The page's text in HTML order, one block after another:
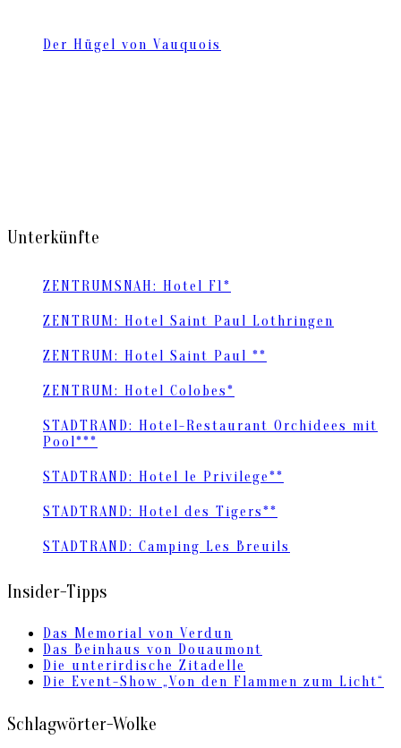
Der Hügel von Vauquois
Unterkünfte
ZENTRUMSNAH: Hotel F1*
ZENTRUM: Hotel Saint Paul Lothringen
ZENTRUM: Hotel Saint Paul **
ZENTRUM: Hotel Colobes*
STADTRAND: Hotel-Restaurant Orchidees mit
Pool***
STADTRAND: Hotel le Privilege**
STADTRAND: Hotel des Tigers**
STADTRAND: Camping Les Breuils
Insider-Tipps
Das Memorial von Verdun
Das Beinhaus von Douaumont
Die unterirdische Zitadelle
Die Event-Show „Von den Flammen zum Licht“
Schlagwörter-Wolke